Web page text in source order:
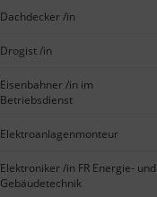
Dachdecker /in
Drogist /in
Eisenbahner /in im
Betriebsdienst
Elektroanlagenmonteur
Elektroniker /in FR Energie- und
Gebäudetechnik